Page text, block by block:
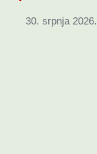
30. srpnja 2026.